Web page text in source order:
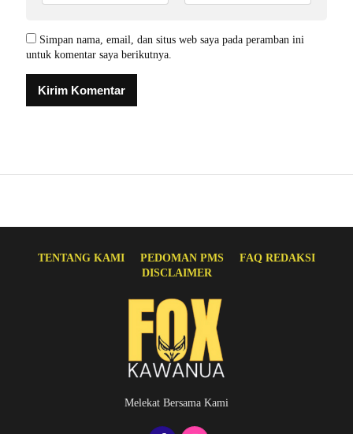
Simpan nama, email, dan situs web saya pada peramban ini
untuk komentar saya berikutnya.
TENTANG KAMI PEDOMAN PMS
FAQ REDAKSI
DISCLAIMER
Melekat Bersama Kami